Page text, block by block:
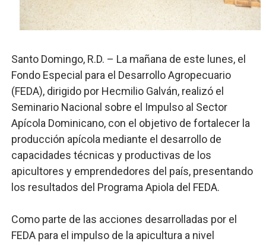
UNTC inicia ofensiva para recuperar fuerza gremial
PRM escogerá este domingo su nueva cúpula
Candidato a presidente del Colegio de Notarios hace
Digecac realizará Primer Festival de Plantas 2026
Josefa Castillo: Liderazgo y Transformación Social al
Santo Domingo, R.D. – La mañana de este lunes, el
Fondo Especial para el Desarrollo Agropecuario
(FEDA), dirigido por Hecmilio Galván, realizó el
Seminario Nacional sobre el Impulso al Sector
Apícola Dominicano, con el objetivo de fortalecer la
producción apícola mediante el desarrollo de
capacidades técnicas y productivas de los
apicultores y emprendedores del país, presentando
los resultados del Programa Apiola del FEDA.
Como parte de las acciones desarrolladas por el
FEDA para el impulso de la apicultura a nivel